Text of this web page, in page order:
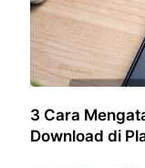
3 Cara
Download di